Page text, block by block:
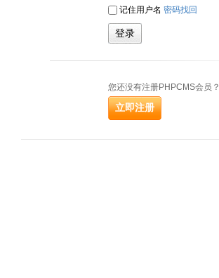
记住用户名 密码找回
您还没有注册PHPCMS会员？